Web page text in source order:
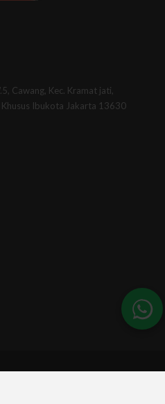
Cawang, Kec. Kramat jati,
Ibukota Jakarta 13630